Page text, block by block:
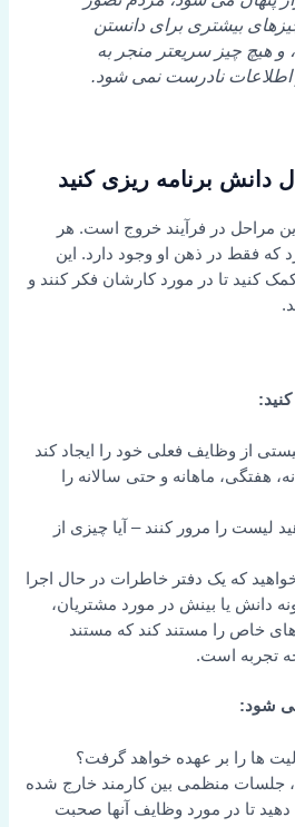
بیشتری برای دانستن
و هیچ چیز سریعتر منجر به
نادرست نمی شود.
مراحل در فرآیند خروج است. هر
که فقط در ذهن او وجود دارد. این
کنید تا در مورد کارشان فکر کنند و
از وظایف فعلی خود را ایجاد کند
هفتگی، ماهانه و حتی سالانه را
لیست را مرور کنند – آیا چیزی از
که یک دفتر خاطرات در حال اجرا
دانش یا بینش در مورد مشتریان،
خاص را مستند کند که مستند
تجربه است.
شود:
ها را بر عهده خواهد گرفت؟
جلسات منظمی بین کارمند خارج شده
تا در مورد وظایف آنها صحبت